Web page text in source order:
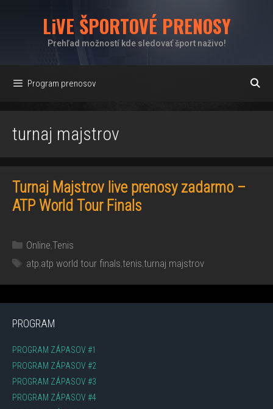
LiVE ŠPORTOVÉ PRENOSY
Prehľad možností kde sledovať šport naživo!
Program prenosov
turnaj majstrov
Turnaj Majstrov live prenosy zadarmo –
ATP World Tour Finals
Kategórie
Online,Tenis
Značky
atp,atp world tour finals,tenis,turnaj majstrov
PROGRAM
PROGRAM ZÁPASOV #1
PROGRAM ZÁPASOV #2
PROGRAM ZÁPASOV #3
PROGRAM ZÁPASOV #4